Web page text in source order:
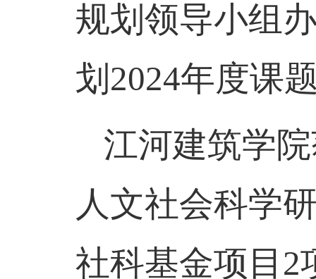
规划领导小组
划 2024年度课
江河建筑学
人文社会科学
社科基金项目 2